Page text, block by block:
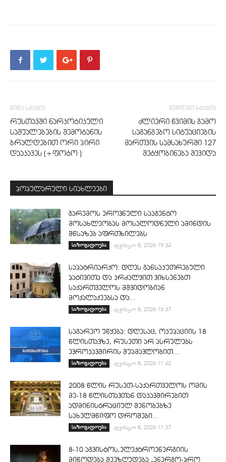
წინა სტატია
რუსთავში ნარკოტიკული
საშუალებების შემოტანის
ბრალდებით ორი პირი
დააკავეს (+ფოტო )
შემდეგი სტატია
ძლიერი წვიმის გამო
საგანგებო სიტუაციების
მართვის სამსახურში 127
შეტყობინება შევიდა
პოპულარული სიახლეები
გარემოს ეროვნული სააგენტო
მოსახლეობას მოსალოდნელი ამინდის
შწსაზებ აფრთხილებს
საზოგადოება აგვისტო 8, 2026 19:34
საპატრიარქო: დღეს განსაკუთრებული
პატივითა და კრძალვით ვიხსენებთ
საქართველოს მშვიდობიან
მოქალაქეებსა და...
საზოგადოება აგვისტო 8, 2026 16:37
საგარეო უწყება: დღესაც, ოკუპაციის 18
წლისთავზე, რუსეთი არ ასრულებს
ევროკავშირის შუამავლობით...
საზოგადოება აგვისტო 8, 2026 11:42
2008 წლის რუსეთ-საქართველოს ომის
მე-18 წლისთავთან დაკავშირებით
ადმინისტრაციულ შენობებზე
სახელმწიფო დროშები...
საზოგადოება აგვისტო 8, 2026 11:37
8-10 აგვისტოს,ელექტროენერგიის
მიწოდება შეეზღუდება „ენერგო-პრო